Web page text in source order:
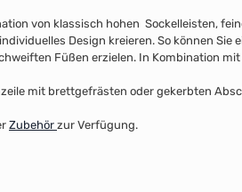
von klassisch hohen Sockelleisten,
Design kreieren. So können
Füßen erzielen. In Kombination
mit brettgefrästen oder gekerbten
Zubehör zur Verfügung.